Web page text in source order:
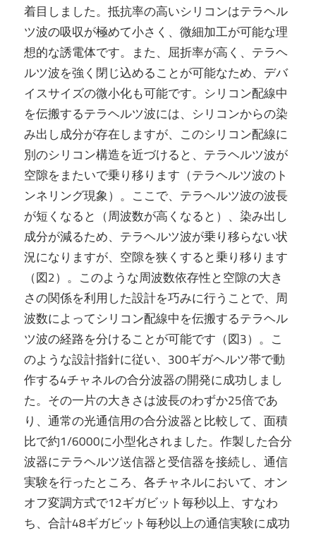
着目しました。抵抗率の高いシリコンはテラヘル
ツ波の吸収が極めて小さく、微細加工が可能な理
想的な誘電体です。また、屈折率が高く、テラヘ
ルツ波を強く閉じ込めることが可能なため、デバ
イスサイズの微小化も可能です。シリコン配線中
を伝搬するテラヘルツ波には、シリコンからの染
み出し成分が存在しますが、このシリコン配線に
別のシリコン構造を近づけると、テラヘルツ波が
空隙をまたいで乗り移ります（テラヘルツ波のト
ンネリング現象）。ここで、テラヘルツ波の波長
が短くなると（周波数が高くなると）、染み出し
成分が減るため、テラヘルツ波が乗り移らない状
況になりますが、空隙を狭くすると乗り移ります
（図2）。このような周波数依存性と空隙の大き
さの関係を利用した設計を巧みに行うことで、周
波数によってシリコン配線中を伝搬するテラヘル
ツ波の経路を分けることが可能です（図3）。こ
のような設計指針に従い、300ギガヘルツ帯で動
作する4チャネルの合分波器の開発に成功しまし
た。その一片の大きさは波長のわずか25倍であ
り、通常の光通信用の合分波器と比較して、面積
比で約1/6000に小型化されました。作製した合分
波器にテラヘルツ送信器と受信器を接続し、通信
実験を行ったところ、各チャネルにおいて、オン
オフ変調方式で12ギガビット毎秒以上、すなわ
ち、合計48ギガビット毎秒以上の通信実験に成功